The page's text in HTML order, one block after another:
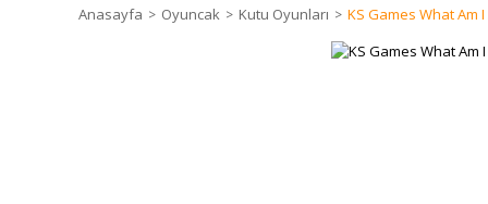
Anasayfa Oyuncak Kutu Oyunları KS Games What Am